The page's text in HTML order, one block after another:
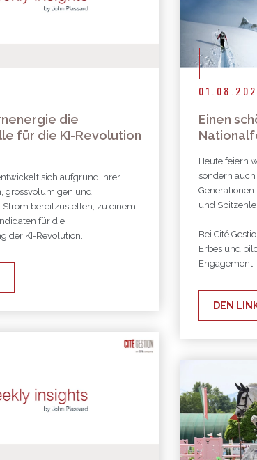
die
für die KI-Revolution
sich aufgrund ihrer
grossvolumigen und
bereitzustellen, zu einem
für die
der KI-Revolution.
Einen
Heute feiern
sondern
und
Bei Cité
Erbes und
Engagement.
DEN